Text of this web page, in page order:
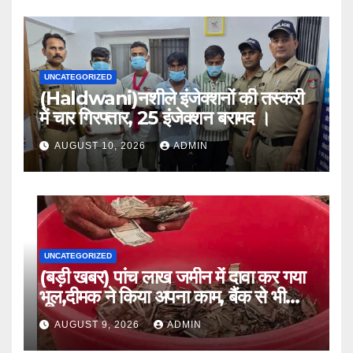
UNCATEGORIZED
(Haldwani)नशीले इंजेक्शनों की तस्करी
में चार गिरफ्तार, 25 इंजेक्शन बरामद ।
AUGUST 10, 2026 ADMIN
UNCATEGORIZED
(बड़ी खबर) पांच लाख जमीन में दावा कर गया
भूल,दीमक ने किया अपना काम, बैंक से भी
लौटा हताश ।।
AUGUST 9, 2026 ADMIN